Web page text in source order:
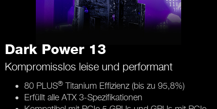
Dark Power 13
Kompromisslos leise und performant
80 PLUS® Titanium Effizienz (bis zu 95,8%)
Erfüllt alle ATX 3-Spezifikationen